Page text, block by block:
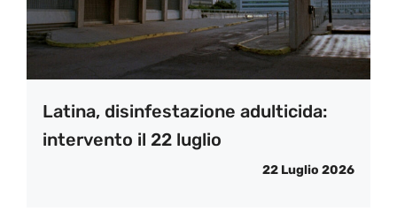
Latina, disinfestazione adulticida:
intervento il 22 luglio
22 Luglio 2026